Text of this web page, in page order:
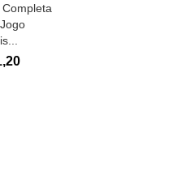
Completa